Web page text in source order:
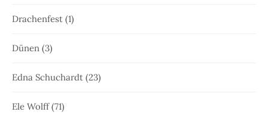
Drachenfest (1)
Dünen (3)
Edna Schuchardt (23)
Ele Wolff(71)